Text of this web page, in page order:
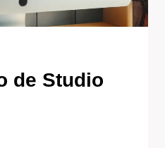
de Studio